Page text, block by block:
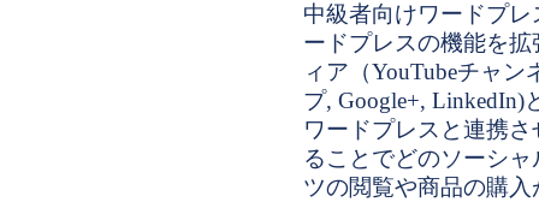
中級者向けワードプ
ードプレスの機能を
ィア（YouTubeチャン
プ, Google+,
ワードプレスと連携さ
ることでどのソーシャ
ツの閲覧や商品の購